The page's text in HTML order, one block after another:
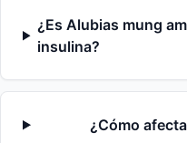
¿Es Alubias mung
insulina?
¿Cómo